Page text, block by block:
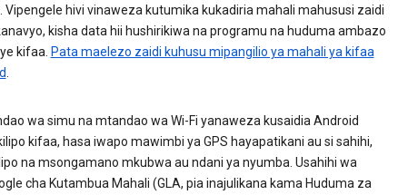
Vipengele hivi vinaweza kutumika kukadiria mahali mahususi zaidi
kisha data hii hushirikiwa na programu na huduma ambazo
kifaa. Pata maelezo zaidi kuhusu mipangilio ya mahali ya kifaa
wa simu na mtandao wa Wi-Fi yanaweza kusaidia Android
kifaa, hasa iwapo mawimbi ya GPS hayapatikani au si sahihi,
na msongamano mkubwa au ndani ya nyumba. Usahihi wa
cha Kutambua Mahali (GLA, pia inajulikana kama Huduma za